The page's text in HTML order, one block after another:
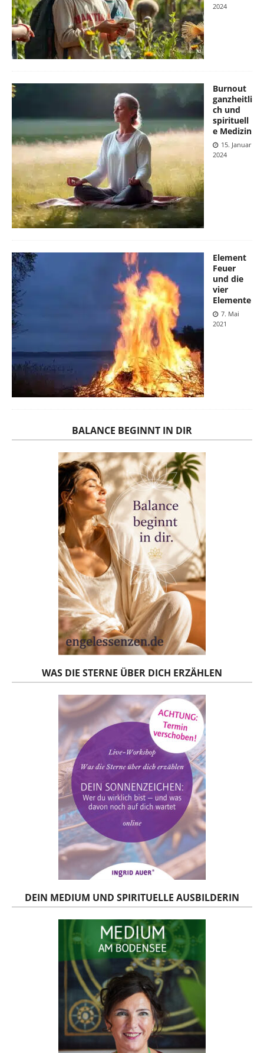
2024
Burnout
ganzheitli
ch und
spirituell
e Medizin
15. Januar
2024
Element
Feuer
und die
vier
Elemente
7. Mai
2021
BALANCE BEGINNT IN DIR
WAS DIE STERNE ÜBER DICH ERZÄHLEN
DEIN MEDIUM UND SPIRITUELLE AUSBILDERIN